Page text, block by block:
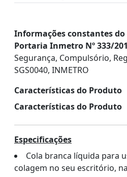
Informações constantes
Portaria Inmetro Nº 333/
Segurança, Compulsório,
SGS0040, INMETRO
Características do Produto
Características do Produto
Especificações
Cola branca líquida para
colagem no seu escritório,